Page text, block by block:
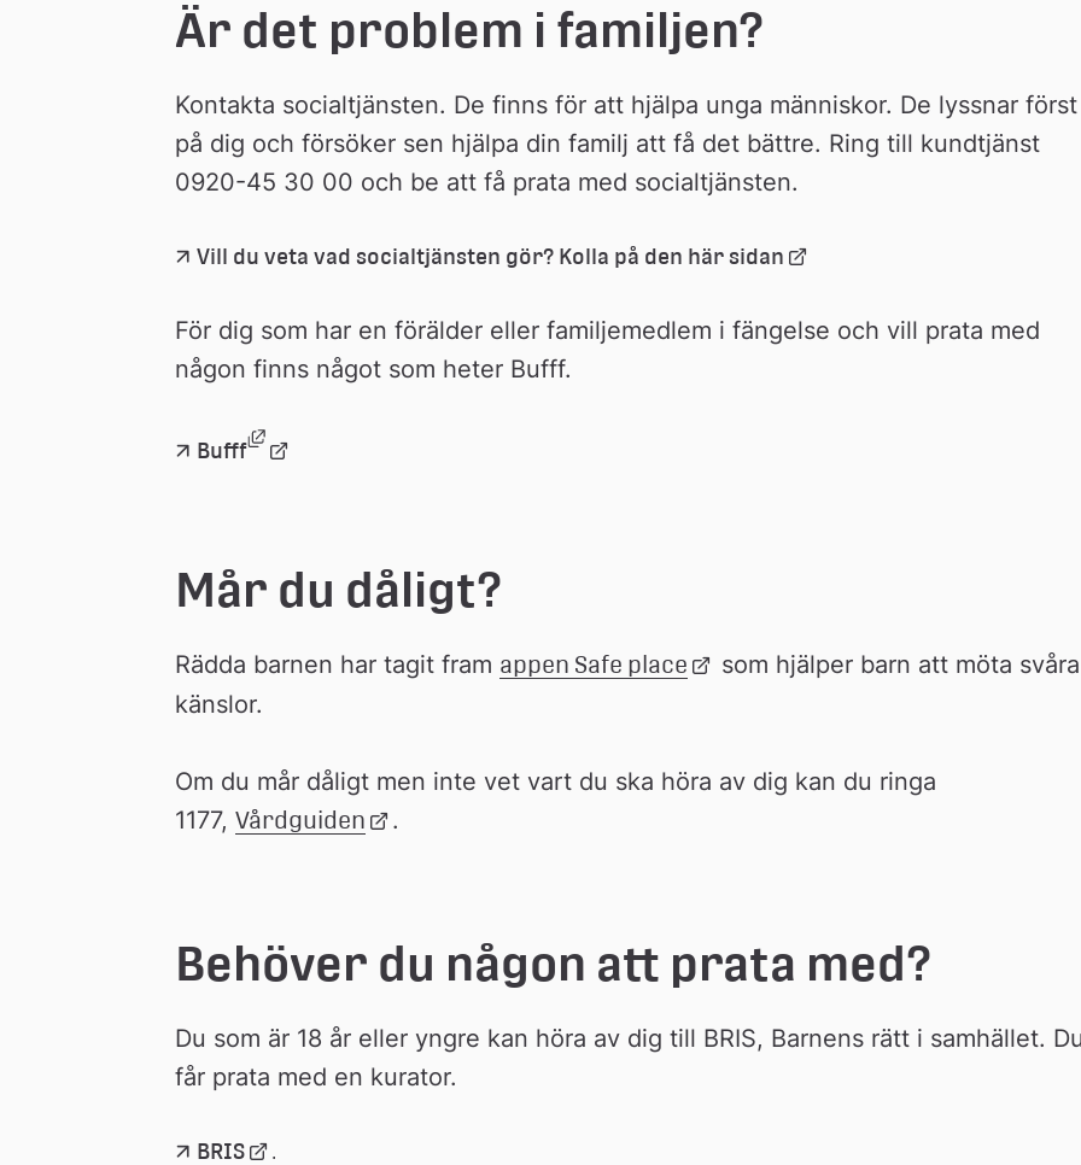
Är det problem i familjen?
Kontakta socialtjänsten. De finns för att hjälpa unga människor. De lyssnar först
på dig och försöker sen hjälpa din familj att få det bättre. Ring till kundtjänst
0920-45 30 00 och be att få prata med socialtjänsten.
Vill du veta vad socialtjänsten gör? Kolla på den här sidan Länk
webbplats
För dig som har en förälder eller familjemedlem i fängelse och vill prata med
någon finns något som heter Bufff.
Bufff Länk till annan webbplats, öppnas i nytt fönster.
Länk
Mår du dåligt?
Rädda barnen har tagit fram appen Safe place Länk
webbplats
som hjälper barn att möta svåra
känslor.
Om du mår dåligt men inte vet vart du ska höra av dig kan du ringa
1177, Vårdguiden Länk
.
Behöver du någon att prata med?
Du som är 18 år eller yngre kan höra av dig till BRIS, Barnens rätt i samhället.
får prata med en kurator.
BRISLänk
.